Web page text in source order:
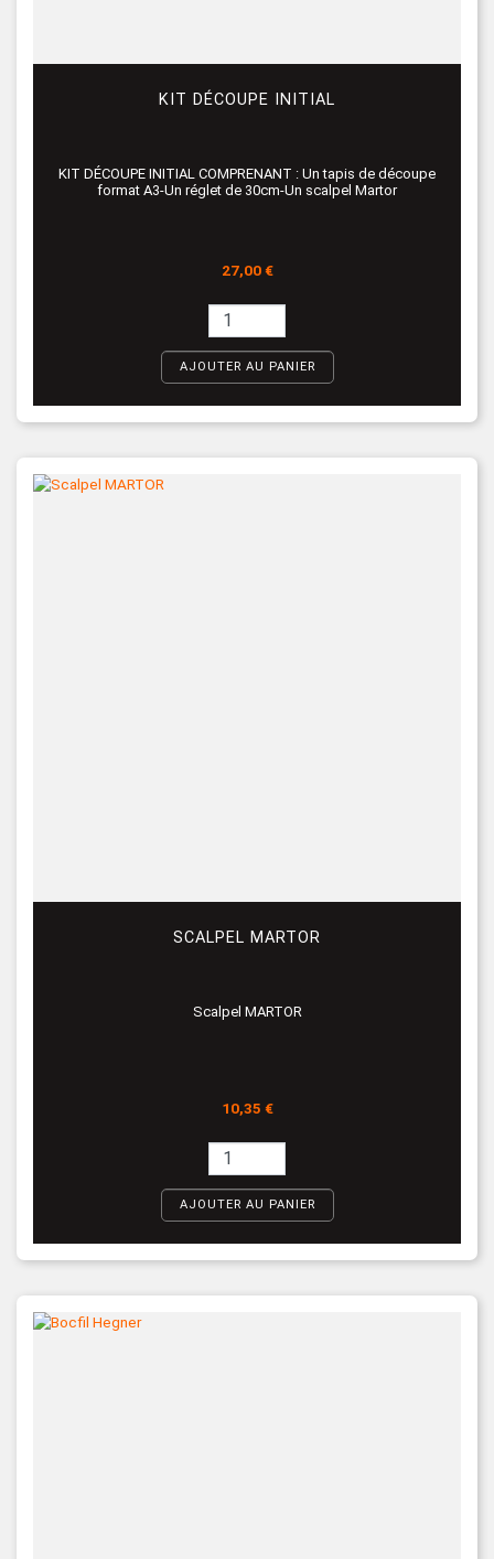
KIT DÉCOUPE INITIAL
KIT DÉCOUPE INITIAL COMPRENANT : Un tapis de découpe
format A3-Un réglet de 30cm-Un scalpel Martor
Prix
27,00 €
AJOUTER AU PANIER
SCALPEL MARTOR
Scalpel MARTOR
Prix
10,35 €
AJOUTER AU PANIER